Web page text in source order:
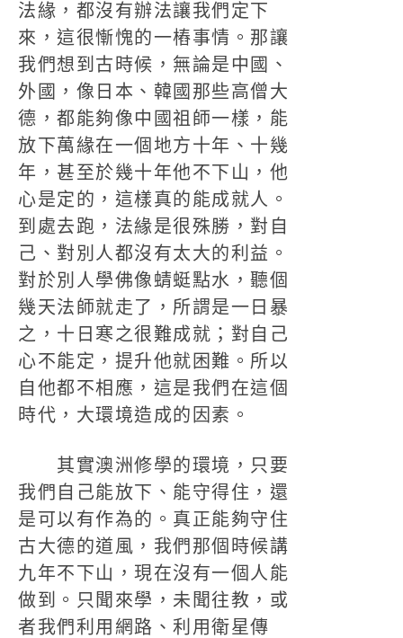
法緣，都沒有辦法讓我們定下
來，這很慚愧的一樁事情。那讓
我們想到古時候，無論是中國、
外國，像日本、韓國那些高僧大
德，都能夠像中國祖師一樣，能
放下萬緣在一個地方十年、十幾
年，甚至於幾十年他不下山，他
心是定的，這樣真的能成就人。
到處去跑，法緣是很殊勝，對自
己、對別人都沒有太大的利益。
對於別人學佛像蜻蜓點水，聽個
幾天法師就走了，所謂是一日暴
之，十日寒之很難成就；對自己
心不能定，提升他就困難。所以
自他都不相應，這是我們在這個
時代，大環境造成的因素。
其實澳洲修學的環境，只要
我們自己能放下、能守得住，還
是可以有作為的。真正能夠守住
古大德的道風，我們那個時候講
九年不下山，現在沒有一個人能
做到。只聞來學，未聞往教，或
者我們利用網路、利用衛星傳